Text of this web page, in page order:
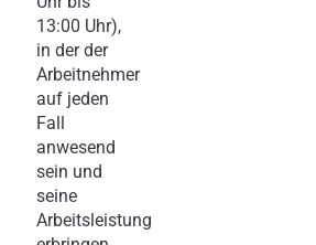
13:00 Uhr),
in der der
Arbeitnehmer
auf jeden
Fall
anwesend
sein und
seine
Arbeitsleistung